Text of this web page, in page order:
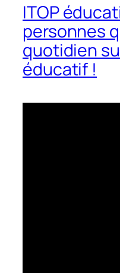
ITOP
personnes
quotidien
éducatif !